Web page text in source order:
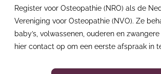
Register voor Osteopathie (NRO) als de
Vereniging voor Osteopathie (NVO). Ze
baby’s, volwassenen, ouderen en
hier contact op om een eerste afspraak in